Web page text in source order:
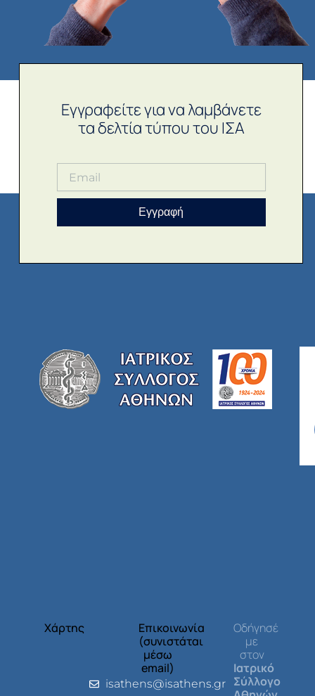
Εγγραφείτε για να λαμβάνετε
τα δελτία τύπου του ΙΣΑ
Εγγραφή
Χάρτης
Επικοινωνία
(συνιστάται
μέσω
email)
isathens@isathens.gr
Οδήγησέ
με
στον
Ιατρικό
Σύλλογο